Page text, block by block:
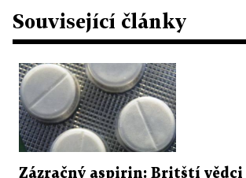
Související články
Zázračný aspirin: Britští vědci